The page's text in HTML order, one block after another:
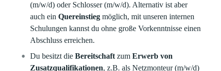
(m/w/d) oder Schlosser (m/w/d). Alternativ ist aber
auch einQuereinstieg möglich, mit unseren internen
Schulungen kannst du ohne große Vorkenntnisse einen
Abschluss erreichen.
Du besitzt dieBereitschaft zumErwerb von
Zusatzqualifikationen, z.B. als Netzmonteur (m/w/d)